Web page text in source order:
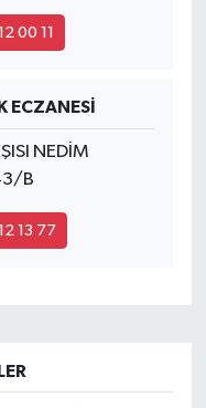
00 11
ECZANESİ
NEDİM
B
13 77